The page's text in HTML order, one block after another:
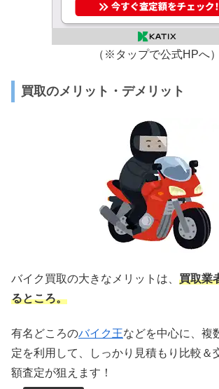
（※タップで公式HPへ）
買取のメリット・デメリット
バイク買取の大きなメリットは、 買取業
るところ。
有名どころのバイク王などを中心に、複
定を利用して、しっかり見積もり比較＆
額査定が狙えます！